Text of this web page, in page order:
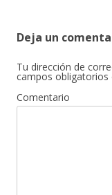
Deja un
Tu dirección de
campos obligatorios
Comentario